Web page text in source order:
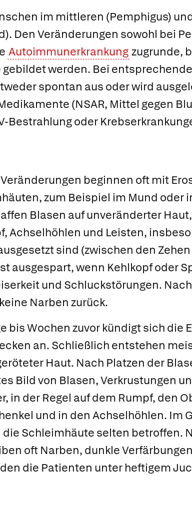
im mittleren (Pemphigus)
Den Veränderungen sowohl bei
Autoimmunerkrankung zugrunde,
werden. Bei
spontan aus oder wird
(NSAR, Mittel gegen
Bestrahlung oder
Veränderungen beginnen oft mit
zum Beispiel im Mund oder
Blasen auf unveränderter
Achselhöhlen und Leisten,
sind (zwischen den
ausgespart, wenn Kehlkopf oder
und Schluckstörungen.
Narben zurück.
bis Wochen zuvor kündigt sich die
an. Schließlich entstehen
Haut. Nach Platzen der
Bild von Blasen, Verkrustungen
in der Regel auf dem Rumpf, den
und in den Achselhöhlen. Im
Schleimhäute selten betroffen.
oft Narben, dunkle
die Patienten unter heftigem